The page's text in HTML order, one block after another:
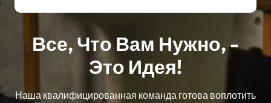
Все, Что Вам Нужно, -
Это Идея!
Наша квалифицированная команда готова воплотить